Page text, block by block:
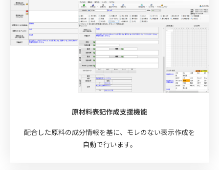
原材料表記作成支援機能
配合した原料の成分情報を基に、モレのない表示作成を
自動で行います。